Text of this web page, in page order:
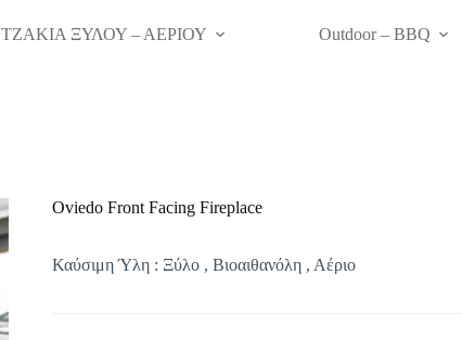
ΤΖΑΚΙΑ ΞΥΛΟΥ – ΑΕΡΙΟΥ Outdoor – BBQ
Oviedo Front Facing Fireplace
Καύσιμη Ύλη : Ξύλο , Βιοαιθανόλη , Αέριο